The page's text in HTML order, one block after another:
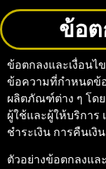
ข้อต
ข้อตกลงและเงื่อนไ
ข้อความที่กำหนดข้
ผลิตภัณฑ์ต่าง ๆ โด
ผู้ใช้และผู้ให้บริการ
ชำระเงิน การคืนเ
ตัวอย่างข้อตกลงแล